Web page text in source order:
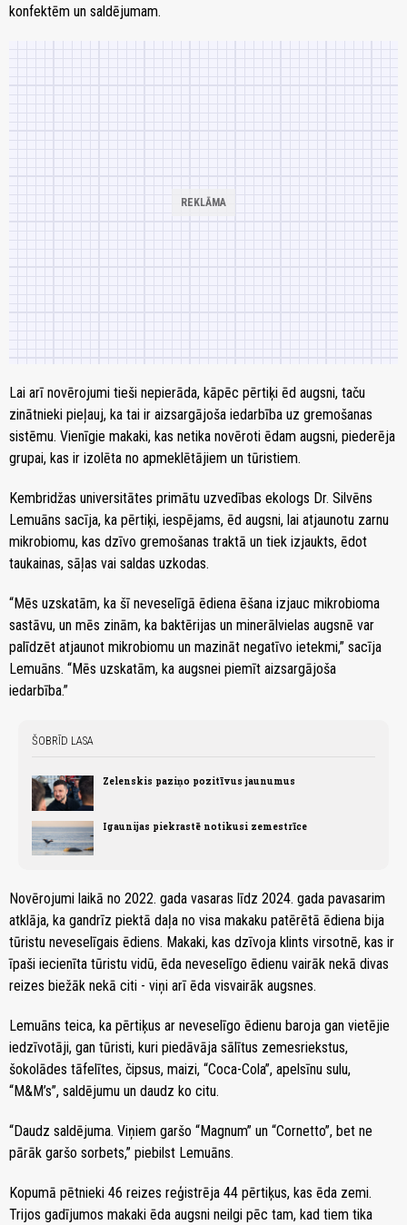
konfektēm un saldējumam.
Lai arī novērojumi tieši nepierāda, kāpēc pērtiķi ēd augsni, taču
zinātnieki pieļauj, ka tai ir aizsargājoša iedarbība uz gremošanas
sistēmu. Vienīgie makaki, kas netika novēroti ēdam augsni, piederēja
grupai, kas ir izolēta no apmeklētājiem un tūristiem.
Kembridžas universitātes primātu uzvedības ekologs Dr. Silvēns
Lemuāns sacīja, ka pērtiķi, iespējams, ēd augsni, lai atjaunotu zarnu
mikrobiomu, kas dzīvo gremošanas traktā un tiek izjaukts, ēdot
taukainas, sāļas vai saldas uzkodas.
“Mēs uzskatām, ka šī neveselīgā ēdiena ēšana izjauc mikrobioma
sastāvu, un mēs zinām, ka baktērijas un minerālvielas augsnē var
palīdzēt atjaunot mikrobiomu un mazināt negatīvo ietekmi,” sacīja
Lemuāns. “Mēs uzskatām, ka augsnei piemīt aizsargājoša
iedarbība.”
ŠOBRĪD LASA
Zelenskis paziņo pozitīvus jaunumus
Igaunijas piekrastē notikusi zemestrīce
Novērojumi laikā no 2022. gada vasaras līdz 2024. gada pavasarim
atklāja, ka gandrīz piektā daļa no visa makaku patērētā ēdiena bija
tūristu neveselīgais ēdiens. Makaki, kas dzīvoja klints virsotnē, kas ir
īpaši iecienīta tūristu vidū, ēda neveselīgo ēdienu vairāk nekā divas
reizes biežāk nekā citi - viņi arī ēda visvairāk augsnes.
Lemuāns teica, ka pērtiķus ar neveselīgo ēdienu baroja gan vietējie
iedzīvotāji, gan tūristi, kuri piedāvāja sālītus zemesriekstus,
šokolādes tāfelītes, čipsus, maizi, “Coca-Cola”, apelsīnu sulu,
“M&M’s”, saldējumu un daudz ko citu.
“Daudz saldējuma. Viņiem garšo “Magnum” un “Cornetto”, bet ne
pārāk garšo sorbets,” piebilst Lemuāns.
Kopumā pētnieki 46 reizes reģistrēja 44 pērtiķus, kas ēda zemi.
Trijos gadījumos makaki ēda augsni neilgi pēc tam, kad tiem tika